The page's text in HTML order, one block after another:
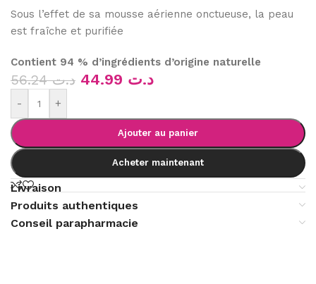
Sous l’effet de sa mousse aérienne onctueuse, la peau
est fraîche et purifiée
Contient 94 % d’ingrédients d’origine naturelle
د.ت56.24 د.ت
- +
Ajouter au panier
Acheter maintenant
Livraison
Produits authentiques
Conseil parapharmacie